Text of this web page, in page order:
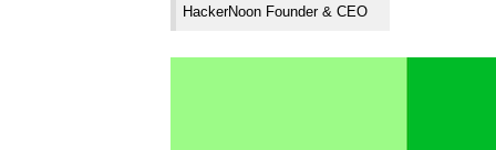
HackerNoon Founder & CEO